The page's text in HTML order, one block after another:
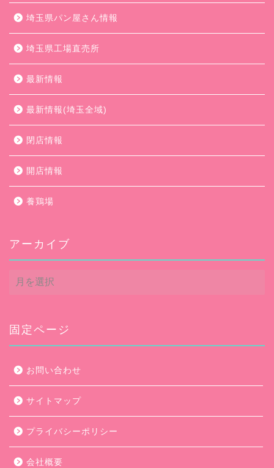
埼玉県パン屋さん情報
埼玉県工場直売所
最新情報
最新情報(埼玉全域)
閉店情報
開店情報
養鶏場
アーカイブ
ア
ー
ブ
固定ページ
お問い合わせ
サイトマップ
プライバシーポリシー
会社概要